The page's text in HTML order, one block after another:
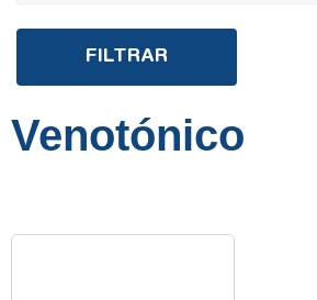
FILTRAR
Venotónico